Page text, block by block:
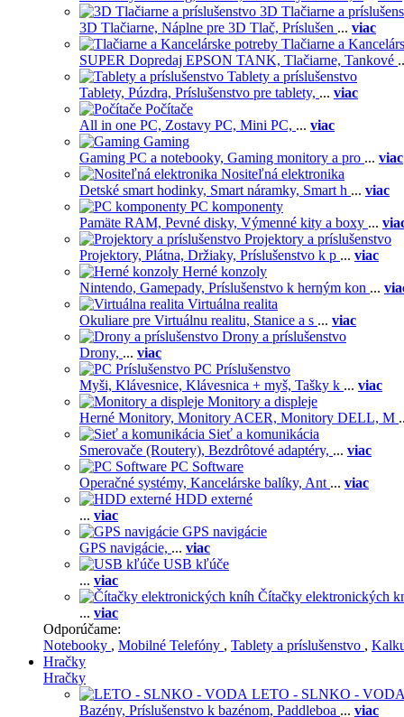
3D Tlačiarne a
3D Tlačiarne, Náplne pre 3D Tlač, Príslušen ... viac
Tlačiarne a
SUPER Dopredaj EPSON TANK, Tlačiarne, Tankové
Tablety a príslušenstvo
Tablety, Púzdra, Príslušenstvo pre tablety, ... viac
Počítače
All in one PC, Zostavy PC, Mini PC, ... viac
Gaming
Gaming PC a notebooky, Gaming monitory a pro ... viac
Nositeľná elektronika
Detské smart hodinky, Smart náramky, Smart h ... viac
PC komponenty
Pamäte RAM, Pevné disky, Výmenné kity a boxy ...
Projektory a príslušenstvo
Projektory, Plátna, Držiaky, Príslušenstvo k p ... viac
Herné konzoly
Nintendo, Gamepady, Príslušenstvo k herným kon ...
Virtuálna realita
Okuliare pre Virtuálnu realitu, Stanice a s ... viac
Drony a príslušenstvo
Drony, ... viac
PC Príslušenstvo
Myši, Klávesnice, Klávesnica + myš, Tašky k ... viac
Monitory a displeje
Herné Monitory, Monitory ACER, Monitory DELL, M
Sieť a komunikácia
Smerovače (Routery), Bezdrôtové adaptéry, ... viac
PC Software
Operačné systémy, Kancelárske balíky, Ant ... viac
HDD externé
... viac
GPS navigácie
GPS navigácie, ... viac
USB kľúče
... viac
Čítačky elektronických
... viac
Odporúčame:
Notebooky , Mobilné Telefóny , Tablety a príslušenstvo ,
Hračky
Hračky
LETO - SLNKO - VODA
Bazény, Príslušenstvo k bazénom, Paddleboa ... viac